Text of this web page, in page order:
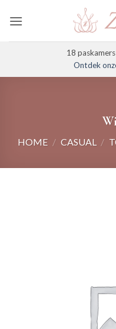
naar
18
Ontdek
HOME / CASUAL /